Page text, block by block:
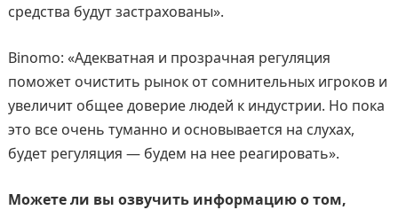
средства будут застрахованы».
Binomo: «Адекватная и прозрачная регуляция
поможет очистить рынок от сомнительных игроков и
увеличит общее доверие людей к индустрии. Но пока
это все очень туманно и основывается на слухах,
будет регуляция — будем на нее реагировать».
Можете ли вы озвучить информацию о том,